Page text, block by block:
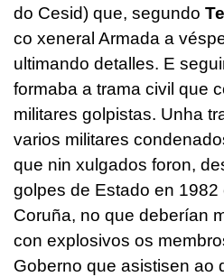
do Cesid) que, segundo
co xeneral Armada a
ultimando detalles. E
formaba a trama civil que
militares golpistas. Unha
varios militares
que nin xulgados foron,
golpes de Estado en 1982
Coruña, no que deberían
con explosivos os
Goberno que asistisen ao